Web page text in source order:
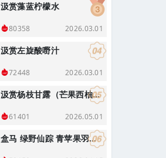
汲赏藻蓝柠檬水
80358 2026.03.01
汲赏左旋酸嘢汁
72448 2026.03.01
汲赏杨枝甘露（芒果西柚复合果汁饮料）290g
61401 2026.05.01
盒马 绿野仙踪 青苹果羽衣甘蓝奇亚籽酸奶昔 400g